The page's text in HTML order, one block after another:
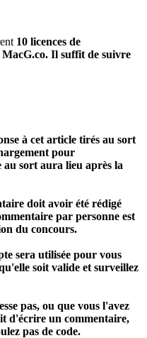
10 licences de
MacG.co. Il suffit de suivre
à cet article tirés au sort
pour
au sort aura lieu après la
doit avoir été rédigé
par personne est
du concours.
sera utilisée pour vous
soit valide et surveillez
pas, ou que vous l'avez
d'écrire un commentaire,
pas de code.